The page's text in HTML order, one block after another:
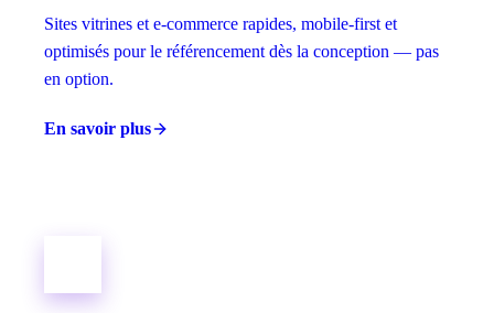
Sites vitrines et e-commerce rapides, mobile-first et
optimisés pour le référencement dès la conception — pas
en option.
En savoir plus